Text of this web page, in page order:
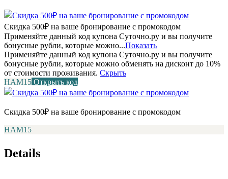
Скидка 500₽ на ваше бронирование с промокодом
Применяйте данный код купона Суточно.ру и вы получите
бонусные рубли, которые можно...Показать
Применяйте данный код купона Суточно.ру и вы получите
бонусные рубли, которые можно обменять на дисконт до 10%
от стоимости проживания. Скрыть
НАМ15 Открыть код
Скидка 500₽ на ваше бронирование с промокодом
НАМ15
Details